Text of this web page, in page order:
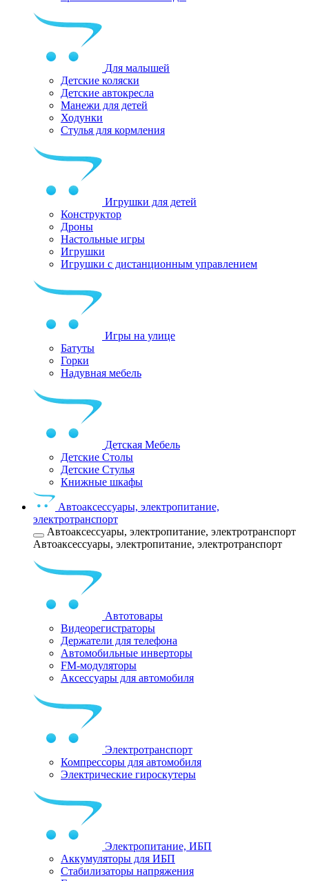
Для малышей
Детские коляски
Детские автокресла
Манежи для детей
Ходунки
Стулья для кормления
Игрушки для детей
Конструктор
Дроны
Настольные игры
Игрушки
Игрушки c дистанционным управлением
Игры на улице
Батуты
Горки
Надувная мебель
Детская Мебель
Детские Столы
Детские Стулья
Книжные шкафы
Автоаксессуары, электропитание,
электротранспорт
Автоаксессуары, электропитание, электротранспорт
Автоаксессуары, электропитание, электротранспорт
Автотовары
Видеорегистраторы
Держатели для телефона
Автомобильные инверторы
FM-модуляторы
Аксессуары для автомобиля
Электротранспорт
Компрессоры для автомобиля
Электрические гироскутеры
Электропитание, ИБП
Аккумуляторы для ИБП
Стабилизаторы напряжения